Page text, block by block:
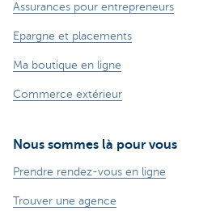
Assurances pour entrepreneurs
Epargne et placements
Ma boutique en ligne
Commerce extérieur
Nous sommes là pour vous
Prendre rendez-vous en ligne
Trouver une agence